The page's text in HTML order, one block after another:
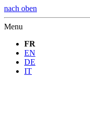
nach oben
Menu
FR
EN
DE
IT